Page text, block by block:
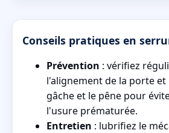
Conseils pratiques en
Prévention : vérifiez
l'alignement de la porte et
gâche et le pêne pour
l'usure prématurée.
Entretien : lubrifiez le